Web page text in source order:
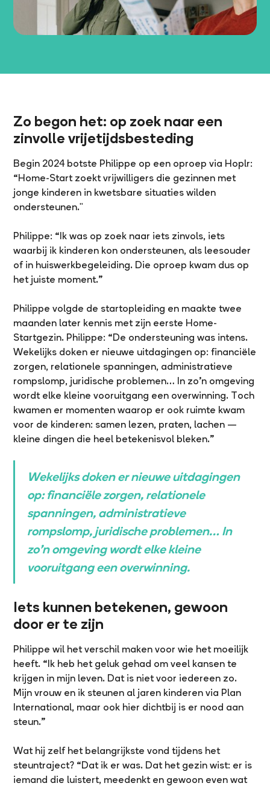
Zo begon het: op zoek naar een
zinvolle vrijetijdsbesteding
Begin 2024 botste Philippe op een oproep via Hoplr:
“Home-Start zoekt vrijwilligers die gezinnen met
jonge kinderen in kwetsbare situaties wilden
ondersteunen."
Philippe: “Ik was op zoek naar iets zinvols, iets
waarbij ik kinderen kon ondersteunen, als leesouder
of in huiswerkbegeleiding. Die oproep kwam dus op
het juiste moment.”
Philippe volgde de startopleiding en maakte twee
maanden later kennis met zijn eerste Home-
Startgezin. Philippe: “De ondersteuning was intens.
Wekelijks doken er nieuwe uitdagingen op: financiële
zorgen, relationele spanningen, administratieve
rompslomp, juridische problemen… In zo’n omgeving
wordt elke kleine vooruitgang een overwinning. Toch
kwamen er momenten waarop er ook ruimte kwam
voor de kinderen: samen lezen, praten, lachen —
kleine dingen die heel betekenisvol bleken.”
Wekelijks doken er nieuwe uitdagingen
op: financiële zorgen, relationele
spanningen, administratieve
rompslomp, juridische problemen… In
zo’n omgeving wordt elke kleine
vooruitgang een overwinning.
Iets kunnen betekenen, gewoon
door er te zijn
Philippe wil het verschil maken voor wie het moeilijk
heeft. “Ik heb het geluk gehad om veel kansen te
krijgen in mijn leven. Dat is niet voor iedereen zo.
Mijn vrouw en ik steunen al jaren kinderen via Plan
International, maar ook hier dichtbij is er nood aan
steun.”
Wat hij zelf het belangrijkste vond tijdens het
steuntraject? “Dat ik er was. Dat het gezin wist: er is
iemand die luistert, meedenkt en gewoon even wat